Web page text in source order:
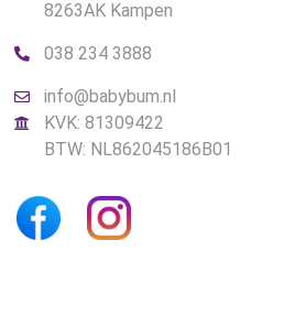
8263AK Kampen
038 234 3888
info@babybum.nl
KVK: 81309422
BTW: NL862045186B01